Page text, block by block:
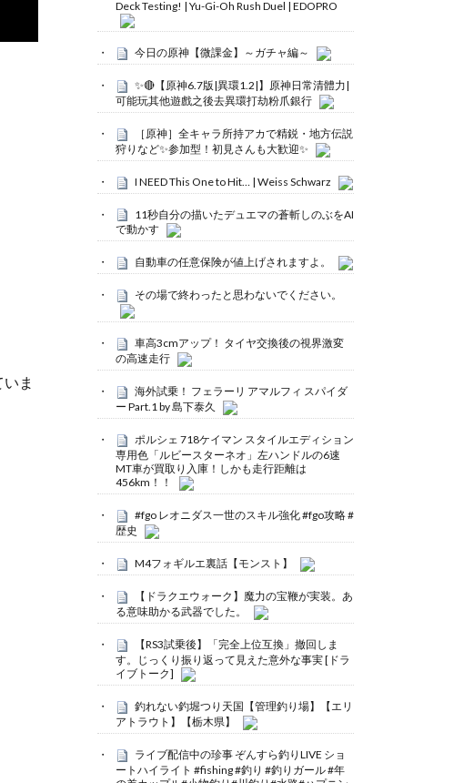
ま
Deck Testing! | Yu-Gi-Oh Rush Duel | EDOPRO
今日の原神【微課金】～ガチャ編～
✨🔴【原神6.7版|異環1.2|】原神日常清體力|
可能玩其他遊戲之後去異環打劫粉爪銀行
［原神］全キャラ所持アカで精鋭・地方伝説
狩りなど✨参加型！初見さんも大歓迎✨
I NEED This One to Hit… | Weiss Schwarz
11秒自分の描いたデュエマの蒼斬しのぶをAI
で動かす
自動車の任意保険が値上げされますよ。
その場で終わったと思わないでください。
車高3cmアップ！ タイヤ交換後の視界激変
の高速走行
海外試乗！ フェラーリ アマルフィ スパイダ
ー Part.1 by 島下泰久
ポルシェ 718ケイマン スタイルエディション
専用色「ルビースターネオ」左ハンドルの6速
MT車が買取り入庫！しかも走行距離は
456km！！
#fgo レオニダス一世のスキル強化 #fgo攻略 #
歴史
M4フォギルエ裏話【モンスト】
【ドラクエウォーク】魔力の宝鞭が実装。あ
る意味助かる武器でした。
【RS3試乗後】「完全上位互換」撤回しま
す。じっくり振り返って見えた意外な事実 [ドラ
イブトーク]
釣れない釣堀つり天国【管理釣り場】【エリ
アトラウト】【栃木県】
ライブ配信中の珍事 ぞんすら釣りLIVE ショ
ートハイライト #fishing #釣り #釣りガール #年